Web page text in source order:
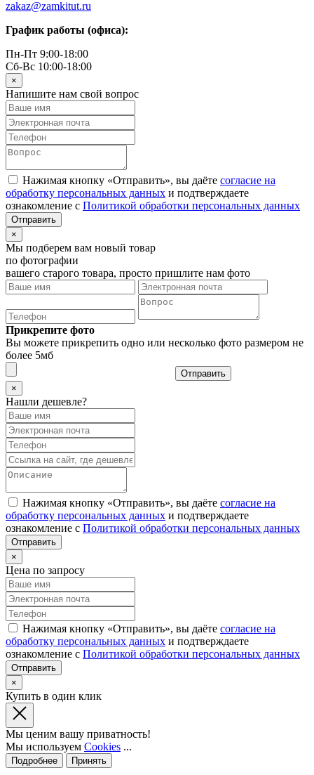
zakaz@zamkitut.ru
График работы (офиса):
Пн-Пт 9:00-18:00
Сб-Вс 10:00-18:00
×
Напишите нам свой вопрос
Нажимая кнопку «Отправить», вы даёте согласие на
обработку персональных данных и подтверждаете
ознакомление с Политикой обработки персональных данных
×
Мы подберем вам новый товар
по фотографии
вашего старого товара, просто пришлите нам фото
Прикрепите фото
Вы можете прикрепить одно или несколько фото размером не
более 5мб
Отправить
×
Нашли дешевле?
Нажимая кнопку «Отправить», вы даёте согласие на
обработку персональных данных и подтверждаете
ознакомление с Политикой обработки персональных данных
×
Цена по запросу
Нажимая кнопку «Отправить», вы даёте согласие на
обработку персональных данных и подтверждаете
ознакомление с Политикой обработки персональных данных
×
Купить в один клик
Мы ценим вашу приватность!
Мы используем Cookies ...
Подробнее Принять